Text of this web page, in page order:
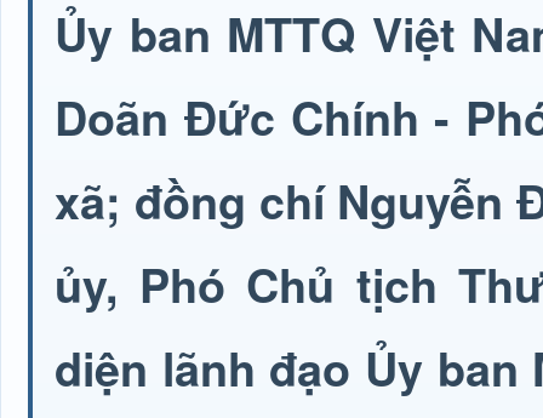
Ủy ban MTTQ Việt
Doãn Đức Chính -
xã; đồng chí Nguyễn
ủy, Phó Chủ tịch
diện lãnh đạo Ủy ban